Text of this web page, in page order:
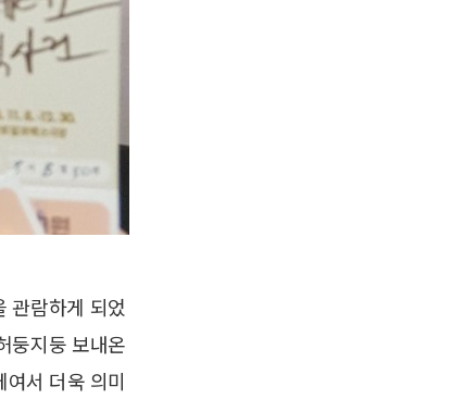
관람하게 되었
둥지둥 보내온
서 더욱 의미